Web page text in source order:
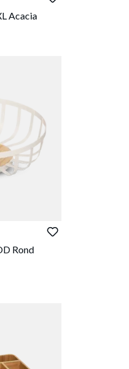
Acacia
Rond